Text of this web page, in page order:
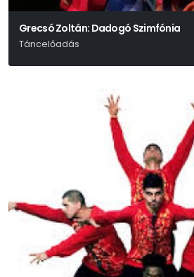
Grecsó Zoltán: Dadogó Szimfónia
Táncelőadás